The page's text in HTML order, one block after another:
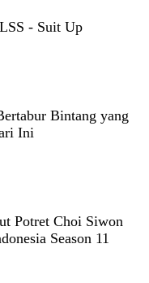
- Suit Up
Bintang yang
Ini
Potret Choi Siwon
Season 11